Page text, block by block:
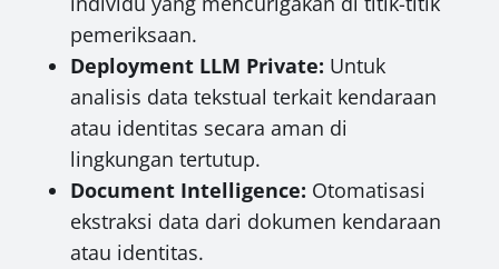
pemeriksaan.
Deployment LLM Private: Untuk
analisis data tekstual terkait kendaraan
atau identitas secara aman di
lingkungan tertutup.
Document Intelligence: Otomatisasi
ekstraksi data dari dokumen kendaraan
atau identitas.